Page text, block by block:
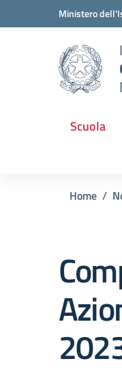
Vai ai contenuti
Vai al menu di navigazione
Ministero
Scuola
Home